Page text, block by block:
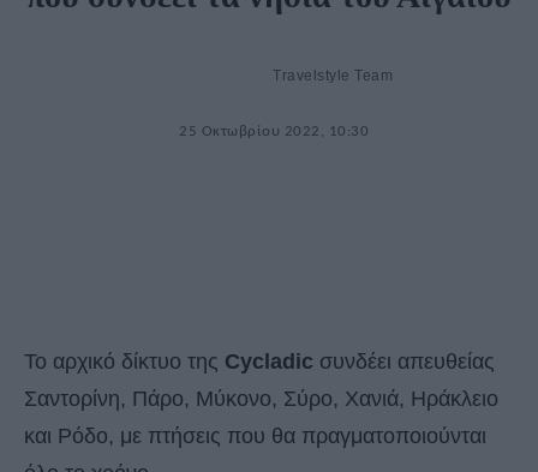
Travelstyle Team
25 Οκτωβρίου 2022, 10:30
Το αρχικό δίκτυο της Cycladic συνδέει απευθείας
Σαντορίνη, Πάρο, Μύκονο, Σύρο, Χανιά, Ηράκλειο
και Ρόδο, με πτήσεις που θα πραγματοποιούνται